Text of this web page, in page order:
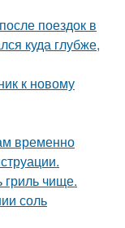
поездок в
куда глубже,
к новому
временно
гриль чище.
соль